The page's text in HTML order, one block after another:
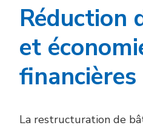
Réduction
et
financières
La restructuration de